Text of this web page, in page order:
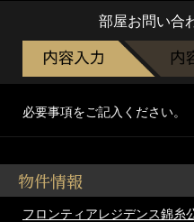
部屋お問い合
必要事項をご記入ください。
物件情報
フロンティアレジデンス錦糸